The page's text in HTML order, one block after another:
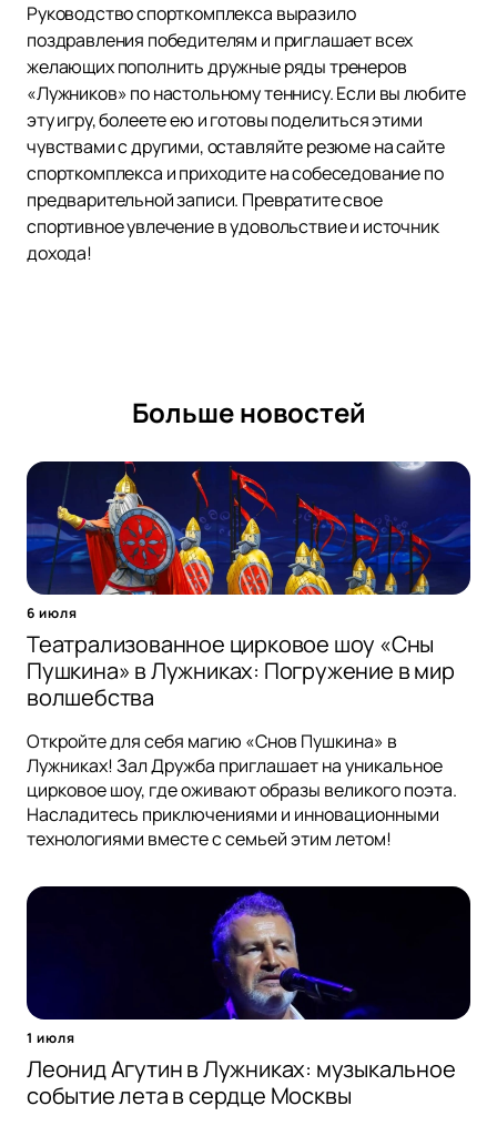
Руководство спорткомплекса выразило
поздравления победителям и приглашает всех
желающих пополнить дружные ряды тренеров
«Лужников» по настольному теннису. Если вы любите
эту игру, болеете ею и готовы поделиться этими
чувствами с другими, оставляйте резюме на сайте
спорткомплекса и приходите на собеседование по
предварительной записи. Превратите свое
спортивное увлечение в удовольствие и источник
дохода!
Больше новостей
6 июля
Театрализованное цирковое шоу «Сны
Пушкина» в Лужниках: Погружение в мир
волшебства
Откройте для себя магию «Снов Пушкина» в
Лужниках! Зал Дружба приглашает на уникальное
цирковое шоу, где оживают образы великого поэта.
Насладитесь приключениями и инновационными
технологиями вместе с семьей этим летом!
1 июля
Леонид Агутин в Лужниках: музыкальное
событие лета в сердце Москвы